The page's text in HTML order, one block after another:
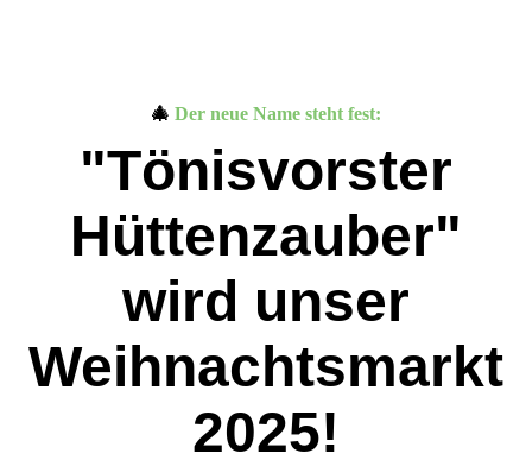
🎄 Der neue Name steht fest:
"Tönisvorster
Hüttenzauber"
wird unser
Weihnachtsmarkt
2025!